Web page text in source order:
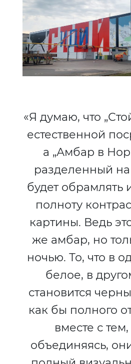
«Я думаю, что
естественной
а „Амбар в
разделенный на
будет обрамлять
полноту
картины. Ведь
же амбар, но
ночью. То, что в
белое, в
становится
как бы полного
вместе с
объединяясь,